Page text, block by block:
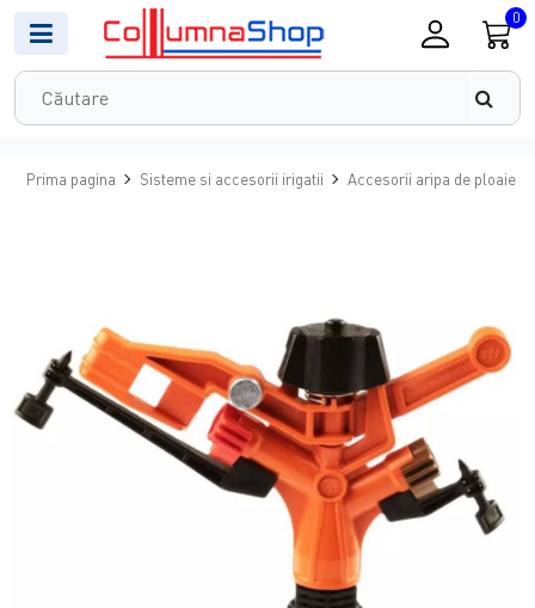
0
Prima pagina Sisteme si accesorii irigatii Accesorii aripa de ploaie